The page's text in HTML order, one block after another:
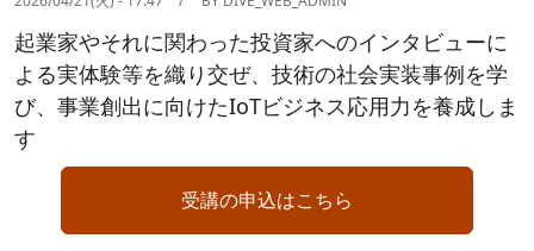
起業家やそれに関わった投資家へのインタビューに
よる実体験等を織り交ぜ、技術の社会実装事例を学
び、事業創出に向けたIoTビジネス応用力を養成しま
す
受講の申込はこちら